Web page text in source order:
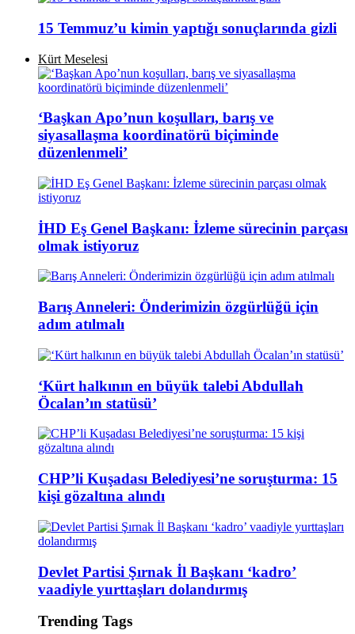
15 Temmuz’u kimin yaptığı sonuçlarında gizli
Kürt Meselesi
‘Başkan Apo’nun koşulları, barış ve
siyasallaşma koordinatörü biçiminde
düzenlenmeli’
İHD Eş Genel Başkanı: İzleme sürecinin parçası
olmak istiyoruz
Barış Anneleri: Önderimizin özgürlüğü için
adım atılmalı
‘Kürt halkının en büyük talebi Abdullah
Öcalan’ın statüsü’
CHP’li Kuşadası Belediyesi’ne soruşturma: 15
kişi gözaltına alındı
Devlet Partisi Şırnak İl Başkanı ‘kadro’
vaadiyle yurttaşları dolandırmış
Trending Tags